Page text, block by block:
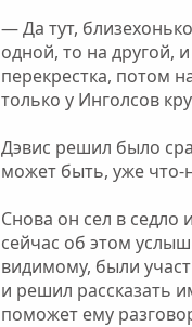
— Да тут,
одной, то на другой,
перекрестка, потом
только у Инголсов
Дэвис решил было
может быть, уже что-
Снова он сел в седло
сейчас об этом
видимому, были
и решил рассказать
поможет ему